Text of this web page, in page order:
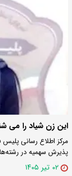
این زن شیاد را می
مرکز اطلاع رسانی پلیس
پذیرش سهمیه در
۰۲ تیر ۱۴۰۵